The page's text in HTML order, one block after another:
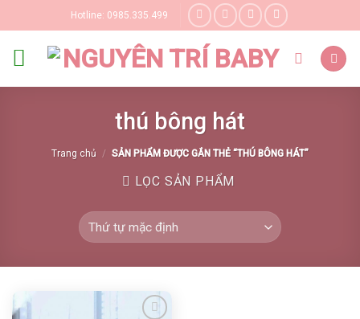
to
content
Hotline: 0985.335.499
thú bông hát
Trang chủ / SẢN PHẨM ĐƯỢC GẮN THẺ “THÚ BÔNG HÁT”
LỌC SẢN PHẨM